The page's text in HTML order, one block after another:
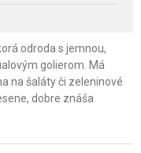
odroda s jemnou,
golierom. Má
na šaláty či zeleninové
dobre znáša